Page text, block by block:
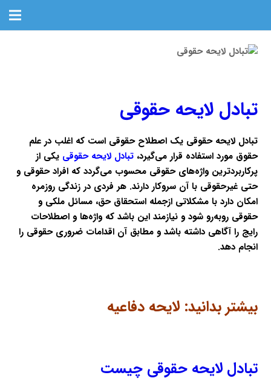
تبادل لایحه حقوقی
تبادل لایحه حقوقی یک اصطلاح حقوقی است که اغلب در علم
حقوق مورد استفاده قرار می‌گیرد،تبادل لایحه حقوقی یکی از
پرکاربردترین واژه‌های حقوقی محسوب می‌گردد که افراد حقوقی و
حتی غیرحقوقی با آن سروکار دارند. هر فردی در زندگی روزمره
امکان دارد با مشکلاتی ازجمله استحقاق حق، مسائل ملکی و
حقوقی روبه‌رو ‌شود و نیازمند این باشد که واژه‌ها و اصطلاحات
رایج را آگاهی داشته باشد و مطابق آن اقدامات ضروری حقوقی را
انجام دهد.
بیشتر بدانید:لایحه دفاعیه
تبادل لایحه حقوقی چیست